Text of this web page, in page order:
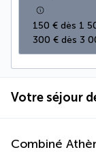
150 € dès 1
300 € dès 3
Votre séjour
Combiné